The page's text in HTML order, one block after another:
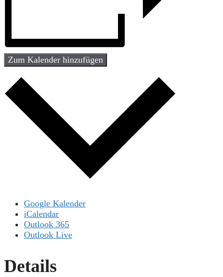
Zum Kalender hinzufügen
Google Kalender
iCalendar
Outlook 365
Outlook Live
Details